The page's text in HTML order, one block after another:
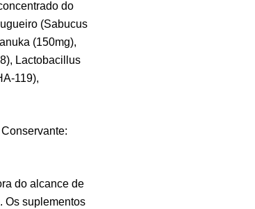
do
(Sabucus
(150mg),
Lactobacillus
119),
do alcance de
Os suplementos